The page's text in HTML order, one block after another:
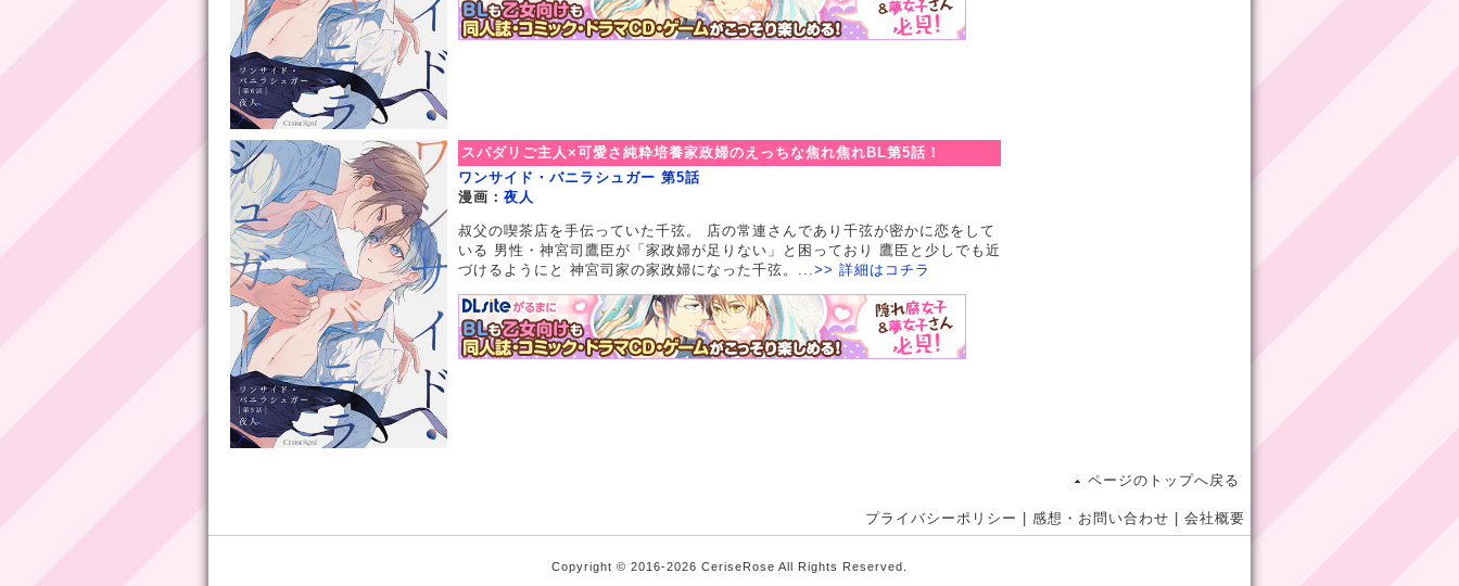
スパダリご主人×可愛さ純粋培養家政婦のえっちな焦れ焦れBL第5話！
ワンサイド・バニラシュガー 第5話
漫画： 夜人
叔父の喫茶店を手伝っていた千弦。 店の常連さんであり千弦が密かに恋をして
いる 男性・神宮司鷹臣が「家政婦が足りない」と困っており 鷹臣と少しでも近
づけるようにと 神宮司家の家政婦になった千弦。... >> 詳細はコチラ
ページのトップへ戻る
プライバシーポリシー 感想・お問い合わせ 会社概要
Copyright © 2016-2026 CeriseRose All Rights Reserved.